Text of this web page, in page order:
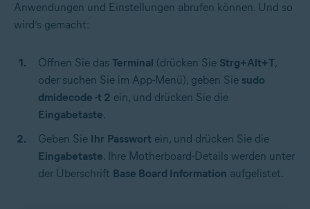
Anwendungen und Einstellungen abrufen können. Und so
wird‘s gemacht:
Öffnen Sie das Terminal (drücken Sie Strg+Alt+T,
oder suchen Sie im App-Menü), geben Sie sudo
dmidecode -t 2 ein, und drücken Sie die
Eingabetaste.
Geben Sie Ihr Passwort ein, und drücken Sie die
Eingabetaste. Ihre Motherboard-Details werden unter
der Überschrift Base Board Information aufgelistet.